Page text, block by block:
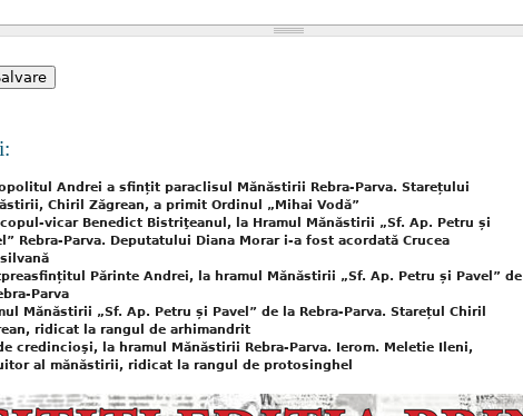
Andrei a sfințit paraclisul Mănăstirii Rebra-Parva. Starețului
Chiril Zăgrean, a primit Ordinul „Mihai Vodă”
vicar Benedict Bistriţeanul, la Hramul Mănăstirii „Sf. Ap. Petru și
Rebra-Parva. Deputatului Diana Morar i-a fost acordată Crucea
Părinte Andrei, la hramul Mănăstirii „Sf. Ap. Petru și Pavel” de
Parva
Mănăstirii „Sf. Ap. Petru și Pavel” de la Rebra-Parva. Starețul Chiril
ridicat la rangul de arhimandrit
credincioşi, la hramul Mănăstirii Rebra-Parva. Ierom. Meletie Ileni,
al mănăstirii, ridicat la rangul de protosinghel